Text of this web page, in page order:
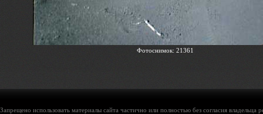
Фотоснимок: 21361
Запрещено использовать материалы сайта частично или полностью без согласия